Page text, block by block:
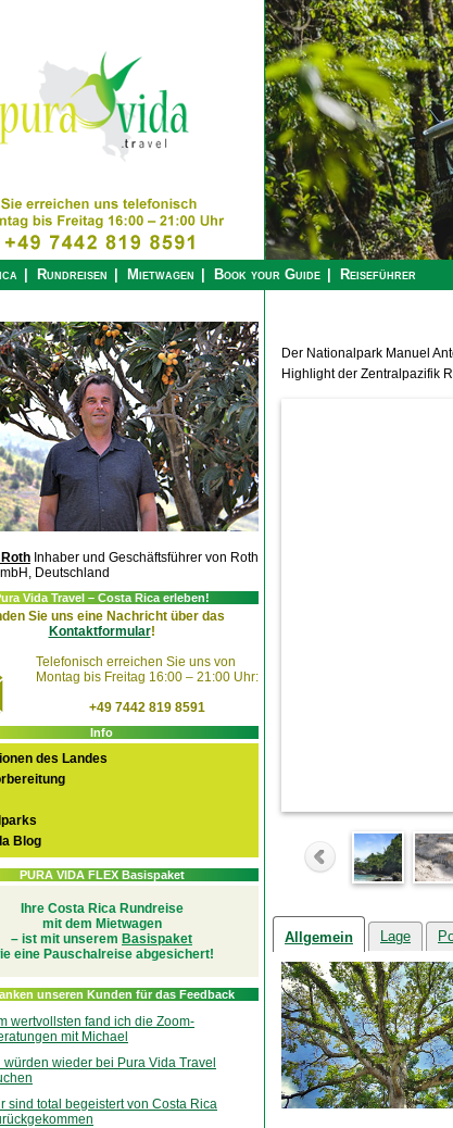
Rundreisen Mietwagen Book your Guide Reiseführer
Der Nationalpark Manuel
Highlight der Zentralpazifik
Allgemein Lage
Inhaber und Geschäftsführer von Roth
Deutschland
Vida Travel – Costa Rica erleben!
Sie uns eine Nachricht über das
Kontaktformular!
Telefonisch erreichen Sie uns von
Montag bis Freitag 16:00 – 21:00 Uhr:
+49 7442 819 8591
Info
des Landes
Blog
PURA VIDA FLEX Basispaket
Ihre Costa Rica Rundreise
mit dem Mietwagen
– ist mit unserem Basispaket
eine Pauschalreise abgesichert!
unseren Kunden für das Feedback
wertvollsten fand ich die Zoom-
mit Michael
wieder bei Pura Vida Travel
sind total begeistert von Costa Rica